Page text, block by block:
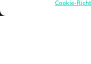
Cookie-